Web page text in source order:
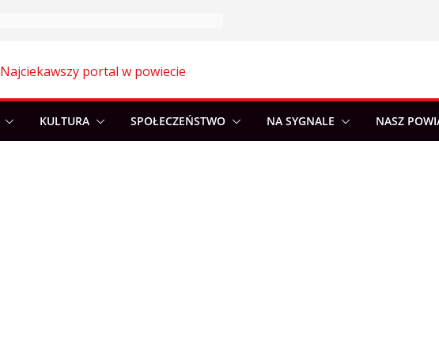
Najciekawszy portal w powiecie
KULTURA SPOŁECZEŃSTWO NA SYGNALE NASZ